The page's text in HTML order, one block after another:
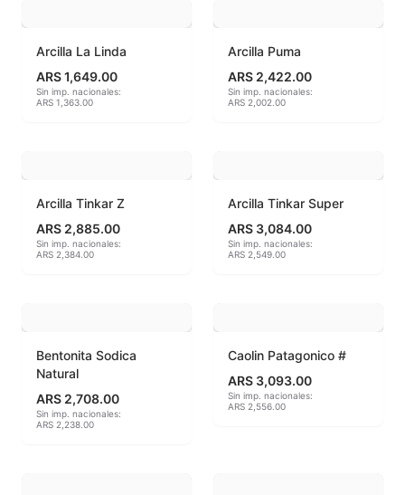
Hereaus (750ºC - 850ºC)
Herramientas
Lápices y rotuladores
Material de laboratorio
Materias primas
Arcilla La Linda
ARS 1,649.00
Sin imp. nacionales:
ARS 1,363.00
Arcilla Puma
ARS 2,422.00
Sin imp. nacionales:
ARS 2,002.00
Arcilla Tinkar Z
ARS 2,885.00
Sin imp. nacionales:
ARS 2,384.00
Arcilla Tinkar Super
ARS 3,084.00
Sin imp. nacionales:
ARS 2,549.00
Bentonita Sodica
Natural
ARS 2,708.00
Sin imp. nacionales:
ARS 2,238.00
Caolin Patagonico #
ARS 3,093.00
Sin imp. nacionales:
ARS 2,556.00